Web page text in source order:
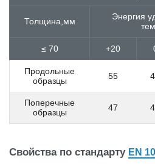
20MnB5
20MnCrS5
20MnMoNi4-5
20MnNb6
20MoCr3
20MoCr4
20MoCrS3
20MoCrS4
20NiCrMo2-2
Толщина,мм
Энергия
≤ 70 +20
Продольные
образцы
55
Поперечные
образцы
47
Свойства по стандарту EN